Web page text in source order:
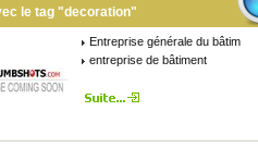
le tag "decoration"
Entreprise générale du bâtim
entreprise de bâtiment